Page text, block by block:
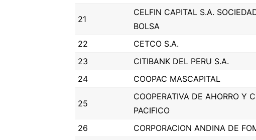
21
CELFIN CAPITAL S.A.
BOLSA
22 CETCO S.A.
23
CITIBANK DEL PERU S.A.
24
COOPAC MASCAPITAL
25
COOPERATIVA DE AHORRO Y
PACIFICO
26 CORPORACION ANDINA DE